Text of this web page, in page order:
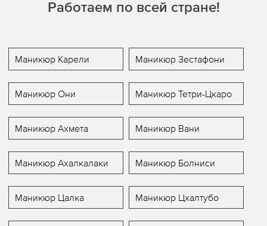
Работаем по всей стране!
Маникюр Карели Маникюр Зестафони
Маникюр Они Маникюр Тетри-Цкаро
Маникюр Ахмета Маникюр Вани
Маникюр Ахалкалаки Маникюр Болниси
Маникюр Цалка Маникюр Цхалтубо